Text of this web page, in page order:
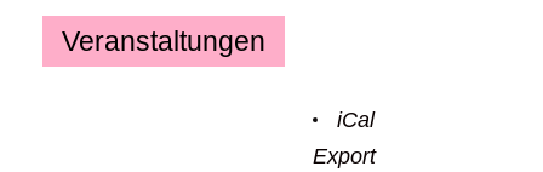
Veranstaltungen
iCal
Export